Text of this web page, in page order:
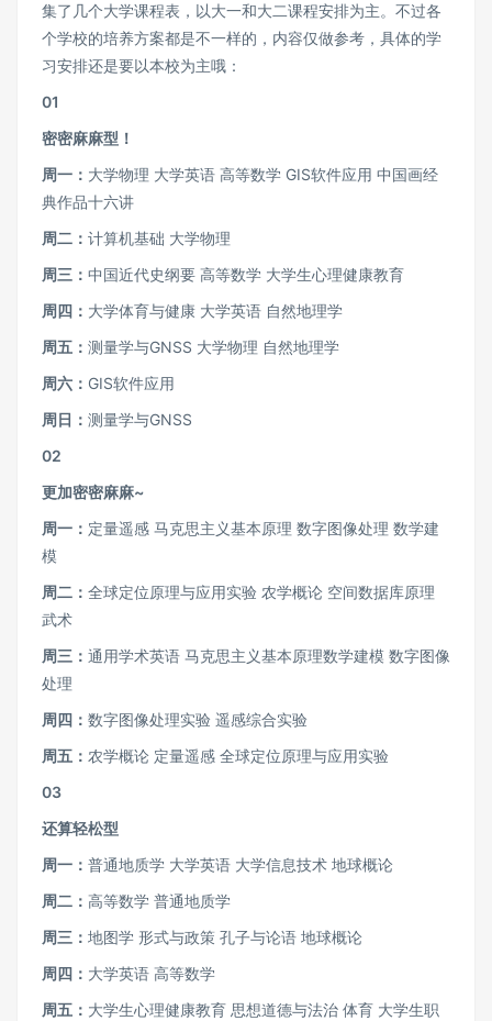
集了几个大学课程表，以大一和大二课程安排为主。不过各
个学校的培养方案都是不一样的，内容仅做参考，具体的学
习安排还是要以本校为主哦：
01
密密麻麻型！
周一： 大学物理 大学英语 高等数学 GIS软件应用 中国画经
典作品十六讲
周二： 计算机基础 大学物理
周三： 中国近代史纲要 高等数学 大学生心理健康教育
周四： 大学体育与健康 大学英语 自然地理学
周五： 测量学与GNSS 大学物理 自然地理学
周六： GIS软件应用
周日： 测量学与GNSS
02
更加密密麻麻~
周一： 定量遥感 马克思主义基本原理 数字图像处理 数学建
模
周二： 全球定位原理与应用实验 农学概论 空间数据库原理
武术
周三： 通用学术英语 马克思主义基本原理数学建模 数字图像
处理
周四： 数字图像处理实验 遥感综合实验
周五： 农学概论 定量遥感 全球定位原理与应用实验
03
还算轻松型
周一： 普通地质学 大学英语 大学信息技术 地球概论
周二： 高等数学 普通地质学
周三： 地图学 形式与政策 孔子与论语 地球概论
周四： 大学英语 高等数学
周五： 大学生心理健康教育 思想道德与法治 体育 大学生职